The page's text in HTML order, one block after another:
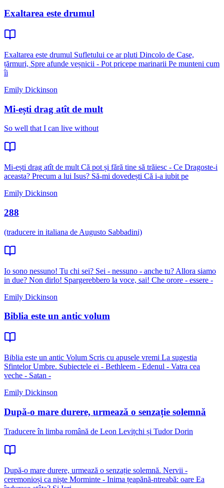
Exaltarea este drumul
Exaltarea este drumul Sufletului ce ar pluti Dincolo de Case,
țărmuri, Spre afunde veșnicii - Pot pricepe marinarii Pe munteni cum
îi
Emily Dickinson
Mi-ești drag atît de mult
So well that I can live without
Mi-ești drag atît de mult Că pot și fără tine să trăiesc - Ce Dragoste-i
aceasta? Precum a lui Isus? Să-mi dovedești Că i-a iubit pe
Emily Dickinson
288
(traducere in italiana de Augusto Sabbadini)
Io sono nessuno! Tu chi sei? Sei - nessuno - anche tu? Allora siamo
in due? Non dirlo! Spargerebbero la voce, sai! Che orore - essere -
Emily Dickinson
Biblia este un antic volum
Biblia este un antic Volum Scris cu apusele vremi La sugestia
Sfintelor Umbre. Subiectele ei - Bethleem - Edenul - Vatra cea
veche - Satan -
Emily Dickinson
După-o mare durere, urmează o senzație solemnă
Traducere în limba română de Leon Levițchi și Tudor Dorin
După-o mare durere, urmează o senzație solemnă. Nervii -
ceremonioși ca niște Morminte - Inima țeapănă-ntreabă: oare Ea